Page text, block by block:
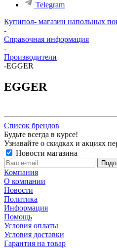
Telegram
Купипол- магазин напольных
-
Справочная информация
-
Производители
-EGGER
EGGER
Список брендов
Будьте всегда в курсе!
Узнавайте о скидках и акциях
Новости магазина
Компания
О компании
Новости
Политика
Информация
Помощь
Условия оплаты
Условия доставки
Гарантия на товар